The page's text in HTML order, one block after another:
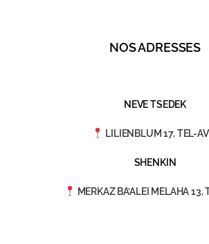
NOS ADRESSES
NEVE TSEDEK
LILIENBLUM 17, TEL-
SHENKIN
MERKAZ BA’ALEI MELAHA 13,